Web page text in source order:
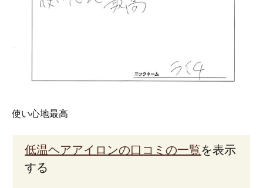
使い心地最高
低温ヘアアイロンの口コミの一覧を表示
する